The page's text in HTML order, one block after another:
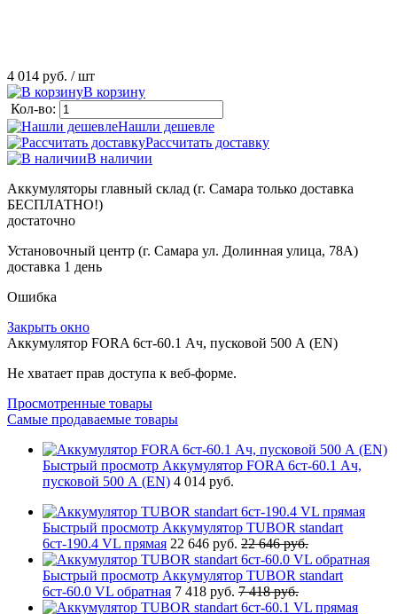
4 014 руб. / шт
В корзину
Кол-во:
Нашли дешевле
Рассчитать доставку
В наличии
Аккумуляторы главный склад (г. Самара только доставка
БЕСПЛАТНО!)
достаточно
Установочный центр (г. Самара ул. Долинная улица, 78А)
доставка 1 день
Ошибка
Закрыть окно
Аккумулятор FORA 6ст-60.1 Ач, пусковой 500 А (EN)
Не хватает прав доступа к веб-форме.
Просмотренные товары
Самые продаваемые товары
Быстрый просмотр Аккумулятор FORA 6ст-60.1 Ач,
пусковой 500 А (EN) 4 014 руб.
Быстрый просмотр Аккумулятор TUBOR standart
6ст-190.4 VL прямая 22 646 руб. 22 646 руб.
Быстрый просмотр Аккумулятор TUBOR standart
6ст-60.0 VL обратная 7 418 руб. 7 418 руб.